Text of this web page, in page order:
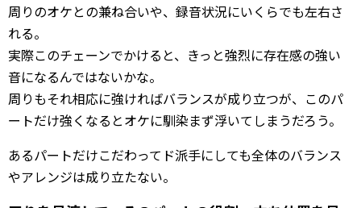
周りのオケとの兼ね合いや、録音状況にいくらでも左右さ
れる。
実際このチェーンでかけると、きっと強烈に存在感の強い
音になるんではないかな。
周りもそれ相応に強ければバランスが成り立つが、このパ
ートだけ強くなるとオケに馴染まず浮いてしまうだろう。
あるパートだけこだわってド派手にしても全体のバランス
やアレンジは成り立たない。